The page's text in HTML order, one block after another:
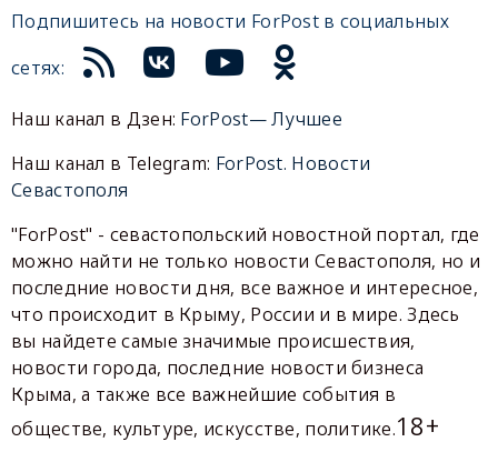
Подпишитесь на новости ForPost в социальных
сетях:
Наш канал в Дзен: ForPost— Лучшее
Наш канал в Telegram: ForPost. Новости
Севастополя
"ForPost" - севастопольский новостной портал, где
можно найти не только новости Севастополя, но и
последние новости дня, все важное и интересное,
что происходит в Крыму, России и в мире. Здесь
вы найдете самые значимые происшествия,
новости города, последние новости бизнеса
Крыма, а также все важнейшие события в
обществе, культуре, искусстве, политике.18+